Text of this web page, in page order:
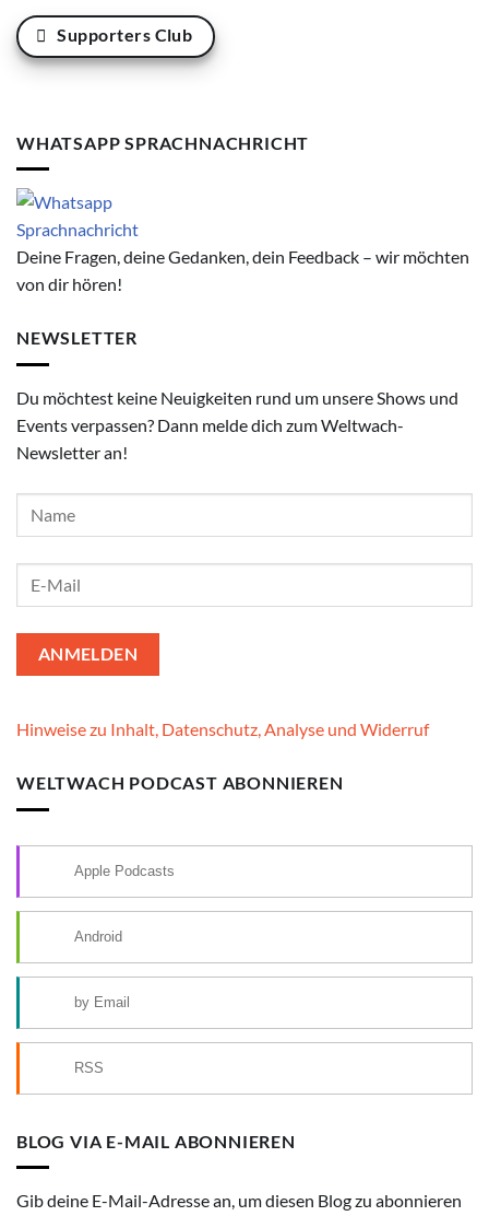
Supporters Club
WHATSAPP SPRACHNACHRICHT
Deine Fragen, deine Gedanken, dein Feedback – wir möchten
von dir hören!
NEWSLETTER
Du möchtest keine Neuigkeiten rund um unsere Shows und
Events verpassen? Dann melde dich zum Weltwach-
Newsletter an!
Hinweise zu Inhalt, Datenschutz, Analyse und Widerruf
WELTWACH PODCAST ABONNIEREN
Apple Podcasts
Android
by Email
RSS
BLOG VIA E-MAIL ABONNIEREN
Gib deine E-Mail-Adresse an, um diesen Blog zu abonnieren